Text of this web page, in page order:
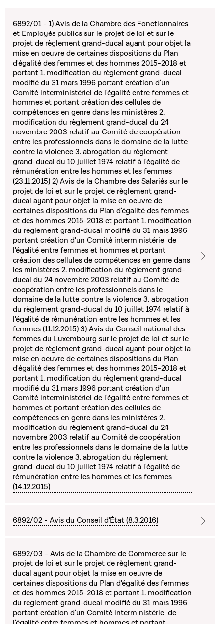
6892/01 - 1) Avis de la Chambre des Fonctionnaires
et Employés publics sur le projet de loi et sur le
projet de règlement grand-ducal ayant pour objet la
mise en oeuvre de certaines dispositions du Plan
d'égalité des femmes et des hommes 2015-2018 et
portant 1. modification du règlement grand-ducal
modifié du 31 mars 1996 portant création d'un
Comité interministériel de l'égalité entre femmes et
hommes et portant création des cellules de
compétences en genre dans les ministères 2.
modification du règlement grand-ducal du 24
novembre 2003 relatif au Comité de coopération
entre les professionnels dans le domaine de la lutte
contre la violence 3. abrogation du règlement
grand-ducal du 10 juillet 1974 relatif à l'égalité de
rémunération entre les hommes et les femmes
(23.11.2015) 2) Avis de la Chambre des Salariés sur le
projet de loi et sur le projet de règlement grand-
ducal ayant pour objet la mise en oeuvre de
certaines dispositions du Plan d'égalité des femmes
et des hommes 2015-2018 et portant 1. modification
du règlement grand-ducal modifié du 31 mars 1996
portant création d'un Comité interministériel de
l'égalité entre femmes et hommes et portant
création des cellules de compétences en genre dans
les ministères 2. modification du règlement grand-
ducal du 24 novembre 2003 relatif au Comité de
coopération entre les professionnels dans le
domaine de la lutte contre la violence 3. abrogation
du règlement grand-ducal du 10 juillet 1974 relatif à
l'égalité de rémunération entre les hommes et les
femmes (11.12.2015) 3) Avis du Conseil national des
femmes du Luxembourg sur le projet de loi et sur le
projet de règlement grand-ducal ayant pour objet la
mise en oeuvre de certaines dispositions du Plan
d'égalité des femmes et des hommes 2015-2018 et
portant 1. modification du règlement grand-ducal
modifié du 31 mars 1996 portant création d'un
Comité interministériel de l'égalité entre femmes et
hommes et portant création des cellules de
compétences en genre dans les ministères 2.
modification du règlement grand-ducal du 24
novembre 2003 relatif au Comité de coopération
entre les professionnels dans le domaine de la lutte
contre la violence 3. abrogation du règlement
grand-ducal du 10 juillet 1974 relatif à l'égalité de
rémunération entre les hommes et les femmes
(14.12.2015)
6892/02 - Avis du Conseil d'État (8.3.2016)
6892/03 - Avis de la Chambre de Commerce sur le
projet de loi et sur le projet de règlement grand-
ducal ayant pour objet la mise en oeuvre de
certaines dispositions du Plan d'égalité des femmes
et des hommes 2015-2018 et portant 1. modification
du règlement grand-ducal modifié du 31 mars 1996
portant création d'un Comité interministériel de